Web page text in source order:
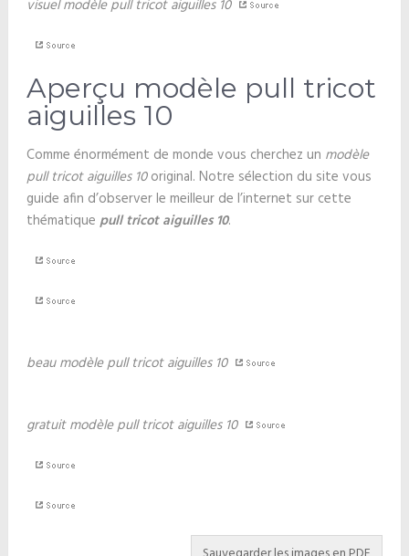
visuel modèle pull tricot aiguilles 10
Aperçu modèle pull tricot
aiguilles 10
Comme énormément de monde vous cherchez un modèle
pull tricot aiguilles 10original. Notre sélection du site vous
guide afin d’observer le meilleur de l’internet sur cette
thématique pull tricot aiguilles 10.
beau modèle pull tricot aiguilles 10
gratuit modèle pull tricot aiguilles 10